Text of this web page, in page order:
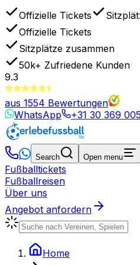
Offizielle Tickets
Offizielle Tickets
Sitzplätze zusammen
50k+ Zufriedene Kunden
9.3
aus 1554 Bewertungen
WhatsApp
+31 30 369
Search Open menu
Fußballtickets
Fußballreisen
Über uns
Angebot anfordern
Home